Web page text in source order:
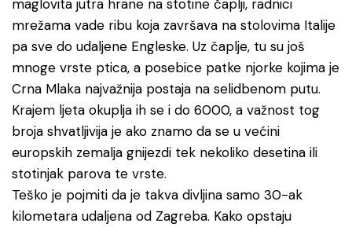
maglovita jutra hrane na stotine čaplji, radnici
mrežama vade ribu koja završava na stolovima Italije
pa sve do udaljene Engleske. Uz čaplje, tu su još
mnoge vrste ptica, a posebice patke njorke kojima je
Crna Mlaka najvažnija postaja na selidbenom putu.
Krajem ljeta okuplja ih se i do 6000, a važnost tog
broja shvatljivija je ako znamo da se u većini
europskih zemalja gnijezdi tek nekoliko desetina ili
stotinjak parova te vrste.
Teško je pojmiti da je takva divljina samo 30-ak
kilometara udaljena od Zagreba. Kako opstaju